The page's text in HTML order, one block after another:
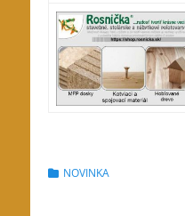
Categories
NOVINKA